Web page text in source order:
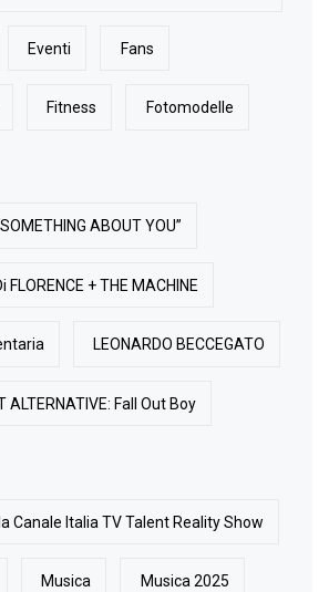
Eventi Fans
Fitness Fotomodelle
ABOUT YOU”
+ THE MACHINE
LEONARDO BECCEGATO
ALTERNATIVE: Fall Out Boy
Canale Italia TV Talent Reality Show
Musica Musica 2025